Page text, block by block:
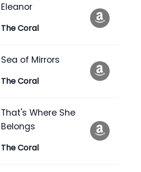
Eleanor
The Coral
Sea of Mirrors
The Coral
That's Where She
Belongs
The Coral